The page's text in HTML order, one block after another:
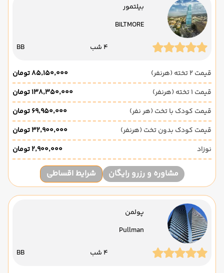
بیلتمور
BILTMORE
4 شب BB
قیمت 2 تخته (هرنفر)
۸۵٬۱۵۰٬۰۰۰ تومان
قیمت 1 تخته (هرنفر)
۱۳۸٬۳۵۰٬۰۰۰ تومان
قیمت کودک با تخت (هر نفر)
۶۹٬۹۵۰٬۰۰۰ تومان
قیمت کودک بدون تخت (هرنفر)
۳۲٬۹۰۰٬۰۰۰ تومان
نوزاد
۲٬۹۰۰٬۰۰۰ تومان
مشاوره و رزرو رایگان شرایط اقساطی
پولمن
Pullman
4 شب BB